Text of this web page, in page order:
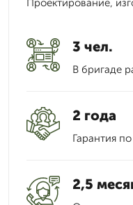
3 чел.
В бригаде
2 года
Гарантия
2,5